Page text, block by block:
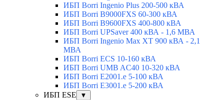
ИБП Borri Ingenio Plus 200-500 кВА
ИБП Borri B9000FXS 60-300 кВА
ИБП Borri B9600FXS 400-800 кВА
ИБП Borri UPSaver 400 кВА - 1,6 МВА
ИБП Borri Ingenio Max XT 900 кВА - 2,1
МВА
ИБП Borri ECS 10-160 кВА
ИБП Borri UMB AC40 10-320 кВА
ИБП Borri E2001.e 5-100 кВА
ИБП Borri E3001.e 5-200 кВА
ИБП ESE
▼